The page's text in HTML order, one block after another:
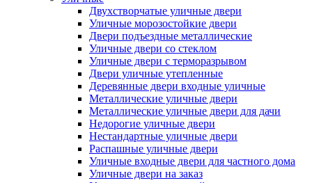
Двухстворчатые уличные двери
Уличные морозостойкие двери
Двери подъездные металлические
Уличные двери со стеклом
Уличные двери с терморазрывом
Двери уличные утепленные
Деревянные двери входные уличные
Металлические уличные двери
Металлические уличные двери для дачи
Недорогие уличные двери
Нестандартные уличные двери
Распашные уличные двери
Уличные входные двери для частного дома
Уличные двери на заказ